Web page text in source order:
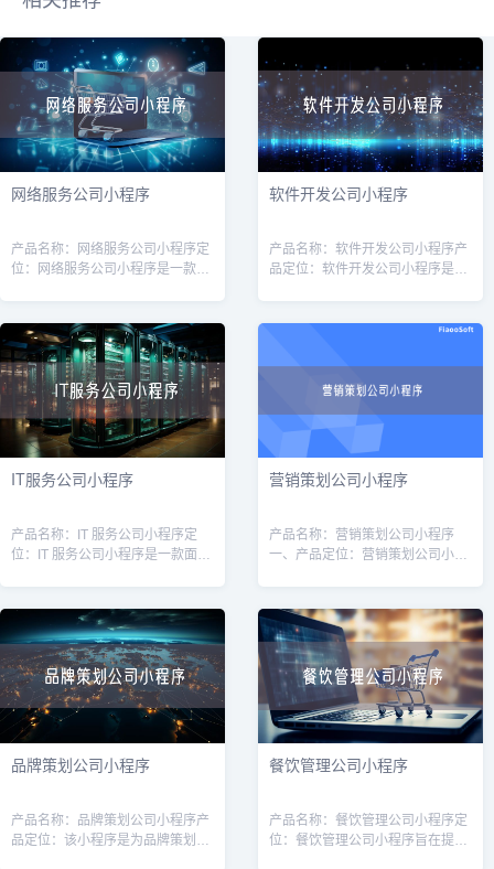
网络服务公司小程序
产品名称：网络服务公司小程序定
位：网络服务公司小程序是一款针
工具，旨在帮助公司提高效率、增
强客户体验
软件开发公司小程序
产品名称：软件开发公司小程序产
品定位：软件开发公司小程序是一
效率和客户管理能力。通过该小程
IT服务公司小程序
产品名称：IT 服务公司小程序定
位：IT 服务公司小程序是一款面向
案。通过该小程序，用户可以方便
快
营销策划公司小程序
产品名称：营销策划公司小程序
一、产品定位：营销策划公司小程
升业务效率和服务质量。通过该小
程序，用户可
品牌策划公司小程序
产品名称：品牌策划公司小程序产
品定位：该小程序是为品牌策划公
餐饮管理公司小程序
产品名称：餐饮管理公司小程序定
位：餐饮管理公司小程序旨在提供